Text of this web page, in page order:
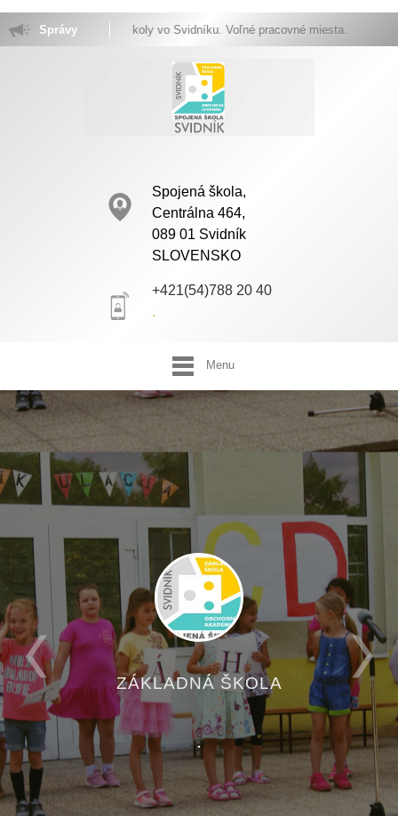
Správy
Spojenej školy vo Svidníku. Voľné pracovné miesta.
Spojená škola,
Centrálna 464,
089 01 Svidník
SLOVENSKO
+421(54)788 20 40
.
Menu
ZÁKLADNÁ ŠKOLA
.